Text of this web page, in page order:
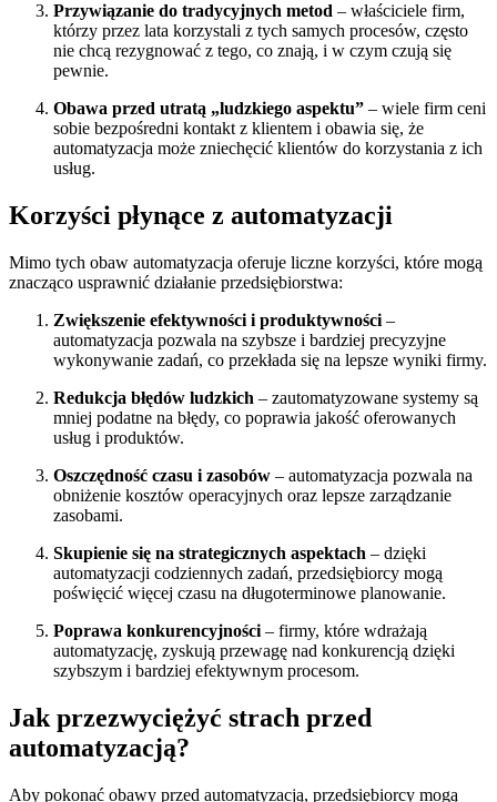
Przywiązanie do tradycyjnych metod – właściciele firm,
którzy przez lata korzystali z tych samych procesów, często
nie chcą rezygnować z tego, co znają, i w czym czują się
pewnie.
Obawa przed utratą „ludzkiego aspektu” – wiele firm ceni
sobie bezpośredni kontakt z klientem i obawia się, że
automatyzacja może zniechęcić klientów do korzystania z ich
usług.
Korzyści płynące z automatyzacji
Mimo tych obaw automatyzacja oferuje liczne korzyści, które mogą
znacząco usprawnić działanie przedsiębiorstwa:
Zwiększenie efektywności i produktywności –
automatyzacja pozwala na szybsze i bardziej precyzyjne
wykonywanie zadań, co przekłada się na lepsze wyniki firmy.
Redukcja błędów ludzkich – zautomatyzowane systemy są
mniej podatne na błędy, co poprawia jakość oferowanych
usług i produktów.
Oszczędność czasu i zasobów – automatyzacja pozwala na
obniżenie kosztów operacyjnych oraz lepsze zarządzanie
zasobami.
Skupienie się na strategicznych aspektach – dzięki
automatyzacji codziennych zadań, przedsiębiorcy mogą
poświęcić więcej czasu na długoterminowe planowanie.
Poprawa konkurencyjności – firmy, które wdrażają
automatyzację, zyskują przewagę nad konkurencją dzięki
szybszym i bardziej efektywnym procesom.
Jak przezwyciężyć strach przed
automatyzacją?
Aby pokonać obawy przed automatyzacją, przedsiębiorcy mogą